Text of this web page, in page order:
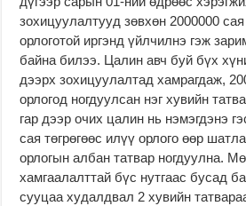
зохицуулалтууд зөвхөн 2000000 сая
орлоготой иргэнд үйлчилнэ гэж
байна билээ. Цалин авч буй бүх
дээрх зохицуулалтад хамрагдаж,
орлогод ногдуулсан нэг хувийн
гар дээр очих цалин нь нэмэгдэнэ
сая төгрөгөөс илүү орлого өөр
орлогын албан татвар ногдуулна.
хамгаалалттай бүс нутгаас бусад
сууцаа худалдвал 2 хувийн